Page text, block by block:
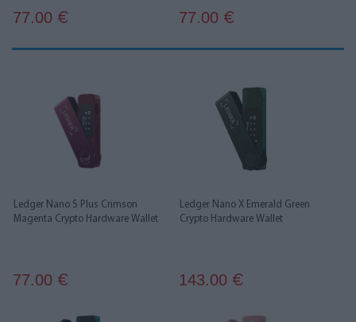
77.00 € 77.00 €
Ledger Nano S Plus Crimson
Magenta Crypto Hardware Wallet
77.00 €
Ledger Nano X Emerald Green
Crypto Hardware Wallet
143.00 €